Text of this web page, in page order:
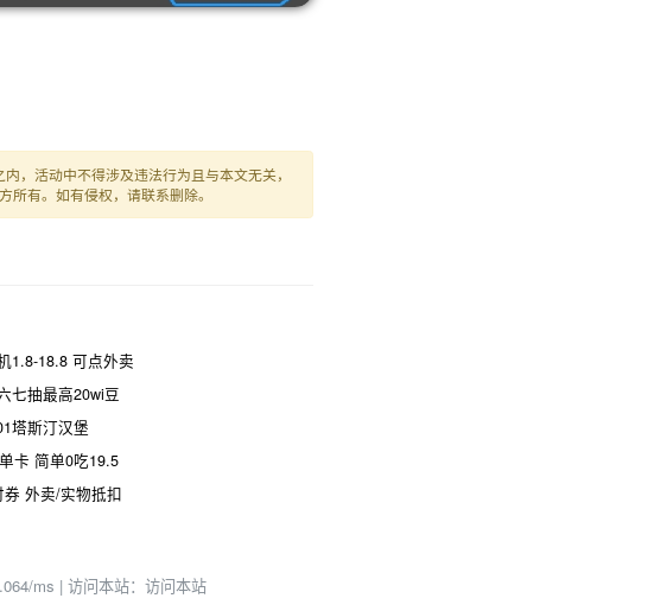
，活动中不得涉及违法行为且与本文无关，
有。如有侵权，请联系删除。
1.8-18.8 可点外卖
七抽最高20wi豆
塔斯汀汉堡
卡 简单0吃19.5
外卖/实物抵扣
ms | 访问本站： 访问本站